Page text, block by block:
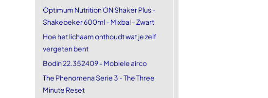
Optimum Nutrition ON Shaker Plus -
Shakebeker 600ml - Mixbal - Zwart
Hoe het lichaam onthoudt wat je zelf
vergeten bent
Bodin 22.352409 - Mobiele airco
The Phenomena Serie 3 - The Three
Minute Reset